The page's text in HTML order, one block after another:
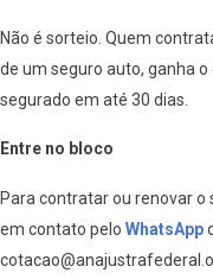
Não é sorteio. Quem
de um seguro auto, ganha
segurado em até 30 dias.
Entre no bloco
Para contratar ou renovar o
em contato pelo WhatsApp